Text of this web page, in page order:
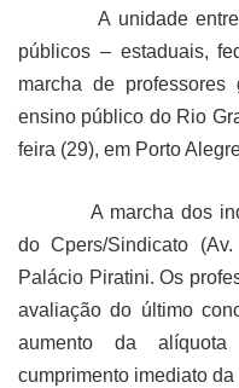
A unidade
públicos – estaduais,
marcha de
ensino público do Rio
feira (29), em Porto
A marcha dos
do Cpers/Sindicato
Palácio Piratini. Os
avaliação do último
aumento da
cumprimento imediato